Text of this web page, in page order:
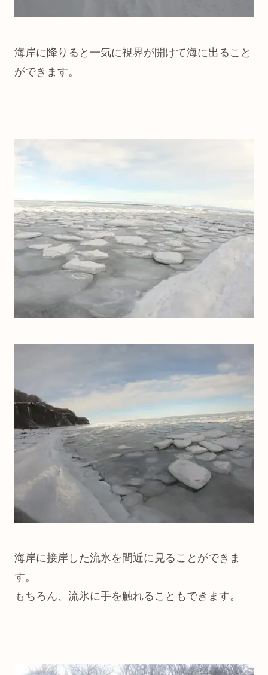
海岸に降りると一気に視界が開けて海に出ること
ができます。
海岸に接岸した流氷を間近に見ることができま
す。
もちろん、流氷に手を触れることもできます。